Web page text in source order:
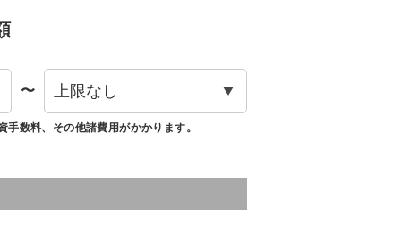
〜
数料、その他諸費用がかかります。